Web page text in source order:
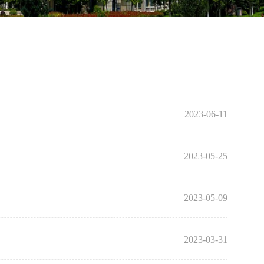
2023-06-11
2023-05-25
2023-05-09
2023-03-31